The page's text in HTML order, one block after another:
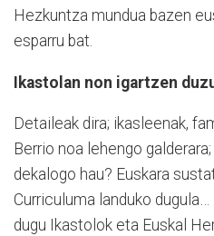
Hezkuntza mundua bazen
esparru bat.
Ikastolan non igartzen
Detaileak dira; ikasleenak,
Berrio noa lehengo
dekalogo hau? Euskara
Curriculuma landuko
dugu Ikastolok eta Euskal